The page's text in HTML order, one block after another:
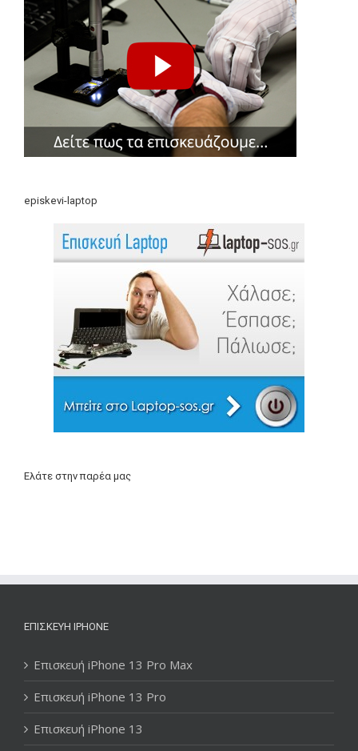
episkevi-laptop
Ελάτε στην παρέα μας
ΕΠΙΣΚΕΥΉ IPHONE
Επισκευή iPhone 13 Pro Max
Επισκευή iPhone 13 Pro
Επισκευή iPhone 13